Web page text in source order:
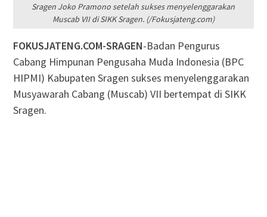
Sragen Joko Pramono setelah sukses menyelenggarakan
Muscab VII di SIKK Sragen. (/Fokusjateng.com)
FOKUSJATENG.COM-SRAGEN-Badan Pengurus
Cabang Himpunan Pengusaha Muda Indonesia (BPC
HIPMI) Kabupaten Sragen sukses menyelenggarakan
Musyawarah Cabang (Muscab) VII bertempat di SIKK
Sragen.